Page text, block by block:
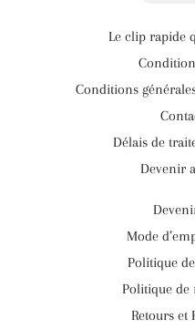
Le clip rapide
Conditions
Délais de
Devenir
Mode
Politique
Politique de
Retours et